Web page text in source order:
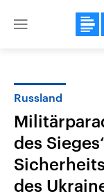
Close
Russland
des
des